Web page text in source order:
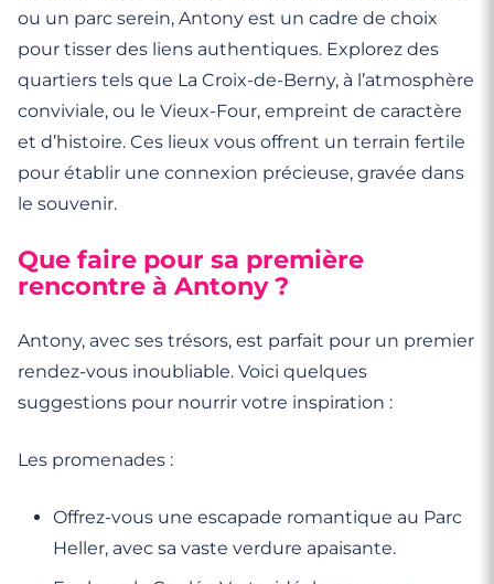
ou un parc serein, Antony est un cadre de choix
pour tisser des liens authentiques. Explorez des
quartiers tels que La Croix-de-Berny, à l’atmosphère
conviviale, ou le Vieux-Four, empreint de caractère
et d’histoire. Ces lieux vous offrent un terrain fertile
pour établir une connexion précieuse, gravée dans
le souvenir.
Que faire pour sa première
rencontre à Antony ?
Antony, avec ses trésors, est parfait pour un premier
rendez-vous inoubliable. Voici quelques
suggestions pour nourrir votre inspiration :
Les promenades :
Offrez-vous une escapade romantique au Parc
Heller, avec sa vaste verdure apaisante.